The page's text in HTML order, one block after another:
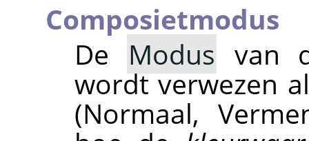
Composietmodus
De Modus van
wordt verwezen
(Normaal,